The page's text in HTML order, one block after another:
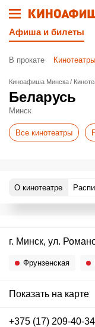
Афиша и билеты
В прокате Кинотеатры
Киноафиша Минска
Беларусь
Минск
Все кинотеатры
О кинотеатре
г. Минск, ул.
Фрунзенская
Показать на карте
+375 (17) 209-40-34